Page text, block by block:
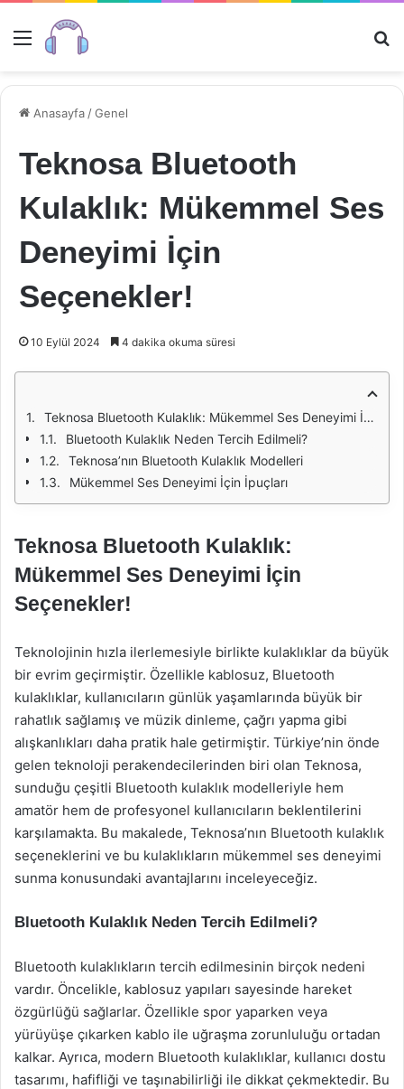
Menü
Anasayfa /Genel
Teknosa Bluetooth
Kulaklık: Mükemmel Ses
Deneyimi İçin
Seçenekler!
10 Eylül 2024 4 dakika okuma süresi
Teknosa Bluetooth Kulaklık: Mükemmel Ses Deneyimi İçin Seçenekler!
Bluetooth Kulaklık Neden Tercih Edilmeli?
Teknosa’nın Bluetooth Kulaklık Modelleri
Mükemmel Ses Deneyimi İçin İpuçları
Teknosa Bluetooth Kulaklık:
Mükemmel Ses Deneyimi İçin
Seçenekler!
Teknolojinin hızla ilerlemesiyle birlikte kulaklıklar da büyük
bir evrim geçirmiştir. Özellikle kablosuz, Bluetooth
kulaklıklar, kullanıcıların günlük yaşamlarında büyük bir
rahatlık sağlamış ve müzik dinleme, çağrı yapma gibi
alışkanlıkları daha pratik hale getirmiştir. Türkiye’nin önde
gelen teknoloji perakendecilerinden biri olan Teknosa,
sunduğu çeşitli Bluetooth kulaklık modelleriyle hem
amatör hem de profesyonel kullanıcıların beklentilerini
karşılamakta. Bu makalede, Teknosa’nın Bluetooth kulaklık
seçeneklerini ve bu kulaklıkların mükemmel ses deneyimi
sunma konusundaki avantajlarını inceleyeceğiz.
Bluetooth Kulaklık Neden Tercih Edilmeli?
Bluetooth kulaklıkların tercih edilmesinin birçok nedeni
vardır. Öncelikle, kablosuz yapıları sayesinde hareket
özgürlüğü sağlarlar. Özellikle spor yaparken veya
yürüyüşe çıkarken kablo ile uğraşma zorunluluğu ortadan
kalkar. Ayrıca, modern Bluetooth kulaklıklar, kullanıcı dostu
tasarımı, hafifliği ve taşınabilirliği ile dikkat çekmektedir. Bu